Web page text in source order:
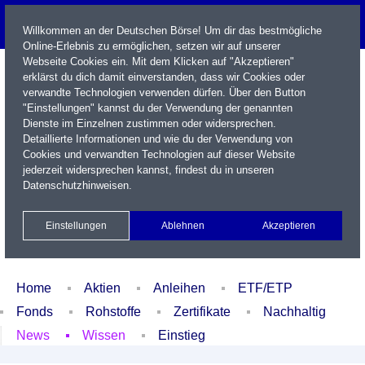
Name / WKN / ISIN / Kürzel
Xetra Realtime
Watchlist Portfolio Login
Home Aktien Anleihen
ETF/ETP
Fonds
Rohstoffe Zertifikate
Nachhaltig
News
Wissen Einstieg
Willkommen an der Deutschen Börse! Um dir das bestmögliche
Online-Erlebnis zu ermöglichen, setzen wir auf unserer
Webseite Cookies ein. Mit dem Klicken auf "Akzeptieren"
erklärst du dich damit einverstanden, dass wir Cookies oder
verwandte Technologien verwenden dürfen. Über den Button
"Einstellungen" kannst du der Verwendung der genannten
Dienste im Einzelnen zustimmen oder widersprechen.
Detaillierte Informationen und wie du der Verwendung von
Cookies und verwandten Technologien auf dieser Website
jederzeit widersprechen kannst, findest du in unseren
Datenschutzhinweisen.
Einstellungen Ablehnen Akzeptieren